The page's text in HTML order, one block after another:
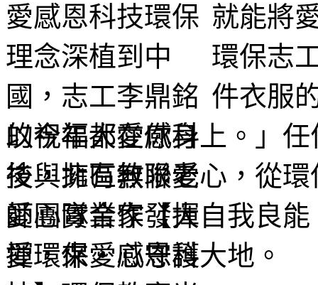
就能將
環保志
件衣服
的祝福都在你身上。」
後，擁有無限愛心，從
愛心實業家發揮自我良
揮，來愛心守護大地。